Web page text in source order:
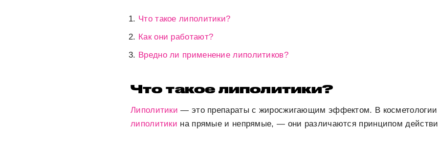
Что такое липолитики?
Как они работают?
Вредно ли применение липолитиков?
Что такое липолитики?
Липолитики — это препараты с жиросжигающим эффектом. В косметологии
липолитики на прямые и непрямые, — они различаются принципом